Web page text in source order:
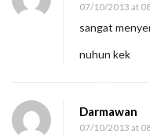
07/10/2013 at
sangat
nuhun kek
Darmawan
07/10/2013 at